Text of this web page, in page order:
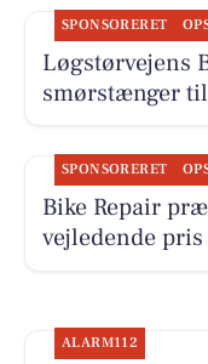
SPONSORERET
Løgstørvejens
smørstænger
SPONSORERET
Bike Repair
vejledende
ALARM112